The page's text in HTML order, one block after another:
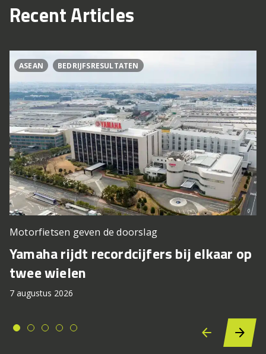
Recent Articles
ASEAN BEDRIJFSRESULTATEN
Motorfietsen geven de doorslag
Yamaha rijdt recordcijfers bij elkaar op
twee wielen
7 augustus 2026